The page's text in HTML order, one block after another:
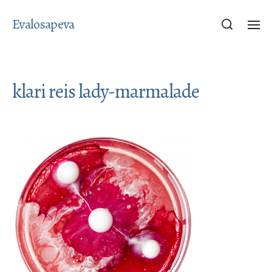
Evalosapeva
klari reis lady-marmalade